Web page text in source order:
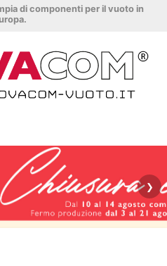
di componenti per il vuoto in
❯